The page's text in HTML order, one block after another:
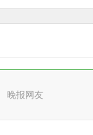
晚报网友